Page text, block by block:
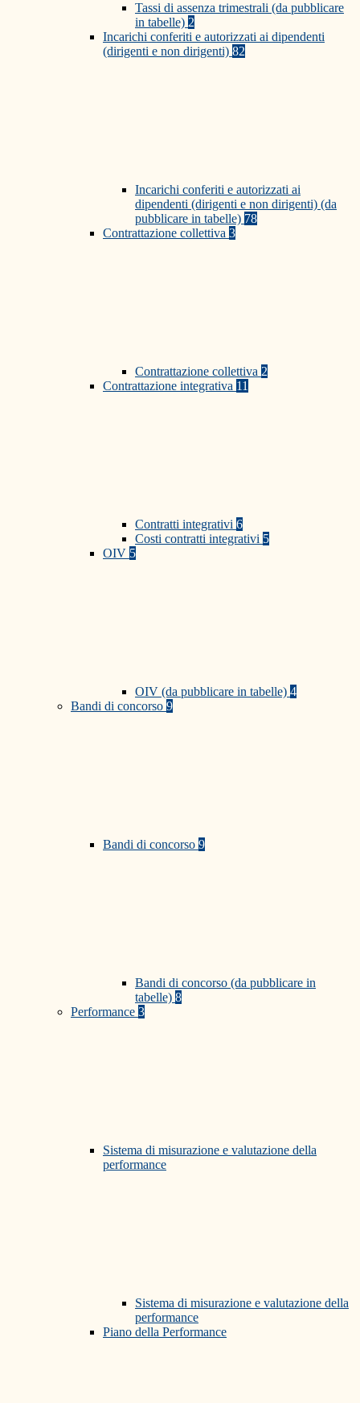
Tassi di assenza trimestrali (da pubblicare
in tabelle) 2
Incarichi conferiti e autorizzati ai dipendenti
(dirigenti e non dirigenti) 82
Incarichi conferiti e autorizzati ai
dipendenti (dirigenti e non dirigenti) (da
pubblicare in tabelle) 78
Contrattazione collettiva 3
Contrattazione collettiva 2
Contrattazione integrativa 11
Contratti integrativi 6
Costi contratti integrativi 5
OIV 5
OIV (da pubblicare in tabelle) 4
Bandi di concorso 9
Bandi di concorso 9
Bandi di concorso (da pubblicare in
tabelle) 8
Performance 3
Sistema di misurazione e valutazione della
performance
Sistema di misurazione e valutazione della
performance
Piano della Performance